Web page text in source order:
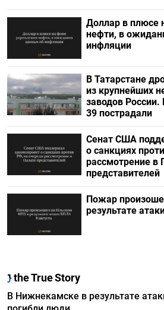
Доллар в плюсе
нефти, в
инфляции
В Татарстане
из крупнейших
заводов России.
39 пострадали
Сенат США
о санкциях
рассмотрение в
представителей
Пожар
результате